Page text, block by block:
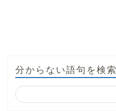
分からない語句を検索